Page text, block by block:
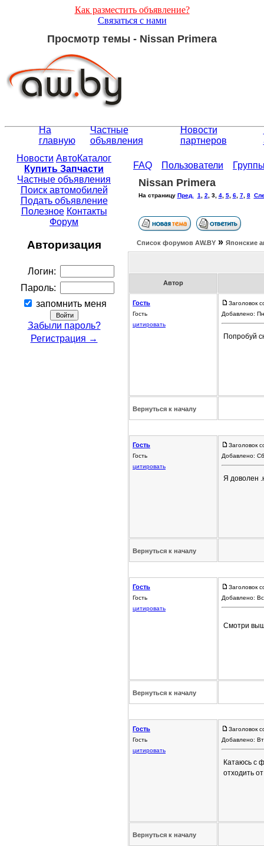
Как разместить объявление?
Связаться с нами
Просмотр темы - Nissan Primera
На
главную
Частные
объявления
Новости
партнеров
Новости АвтоКаталог
Купить Запчасти
Частные объявления
Поиск автомобилей
Подать объявление
Полезное Контакты
Форум
Авторизация
Логин:
Пароль:
запомнить меня
Забыли пароль?
Регистрация →
FAQ Пользователи
Nissan Primera
На страницу Пред. 1 2 3, 4, 5, 6, 7, 8
Список форумов АW.BY » Японские
Автор
Гость
Гость
цитировать
Заголовок
Добавлено:
Попробуй
Вернуться к началу
Гость
Гость
цитировать
Заголовок
Добавлено:
Я доволен
Вернуться к началу
Гость
Гость
цитировать
Заголовок
Добавлено:
Смотри
Вернуться к началу
Гость
Гость
цитировать
Заголовок
Добавлено:
Катаюсь с
отходить
Вернуться к началу